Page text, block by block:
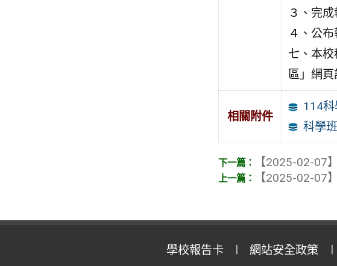
３、完
４、公
七、本
區」網
相關附件
114
科學
【2025-02-07】
【2025-02-07
學校報告卡 網站安全政策